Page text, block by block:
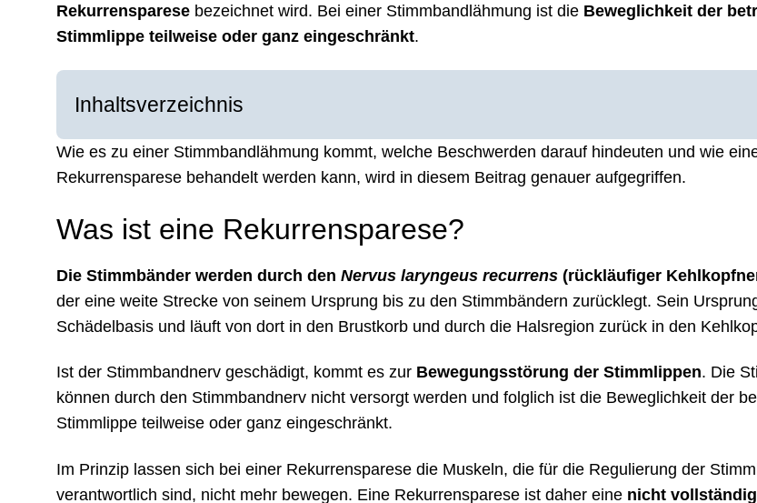
Rekurrensparese bezeichnet wird. Bei einer Stimmbandlähmung ist die Beweglichkeit der
Stimmlippe teilweise oder ganz eingeschränkt.
Inhaltsverzeichnis
Wie es zu einer Stimmbandlähmung kommt, welche Beschwerden darauf hindeuten und wie
Rekurrensparese behandelt werden kann, wird in diesem Beitrag genauer aufgegriffen.
Was ist eine Rekurrensparese?
Die Stimmbänder werden durch den Nervus laryngeus recurrens (rückläufiger
der eine weite Strecke von seinem Ursprung bis zu den Stimmbändern zurücklegt. Sein
Schädelbasis und läuft von dort in den Brustkorb und durch die Halsregion zurück in den
Ist der Stimmbandnerv geschädigt, kommt es zur Bewegungsstörung der Stimmlippen. Die
können durch den Stimmbandnerv nicht versorgt werden und folglich ist die Beweglichkeit der
Stimmlippe teilweise oder ganz eingeschränkt.
Im Prinzip lassen sich bei einer Rekurrensparese die Muskeln, die für die Regulierung der
verantwortlich sind, nicht mehr bewegen. Eine Rekurrensparese ist daher eine nicht